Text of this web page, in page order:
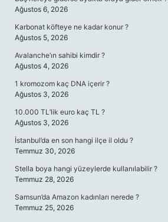
Ağustos 6, 2026
Karbonat köfteye ne kadar konur ?
Ağustos 5, 2026
Avalanche’ın sahibi kimdir ?
Ağustos 4, 2026
1 kromozom kaç DNA içerir ?
Ağustos 3, 2026
10.000 TL’lik euro kaç TL ?
Ağustos 3, 2026
İstanbul’da en son hangi ilçe il oldu ?
Temmuz 30, 2026
Stella boya hangi yüzeylerde kullanılabilir ?
Temmuz 28, 2026
Samsun’da Amazon kadınları nerede ?
Temmuz 25, 2026